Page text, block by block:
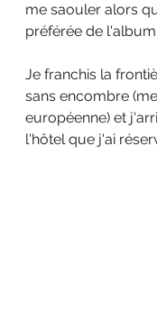
me saouler alors
préférée de l'album.
Je franchis la
sans encombre
européenne) et
l'hôtel que j'ai